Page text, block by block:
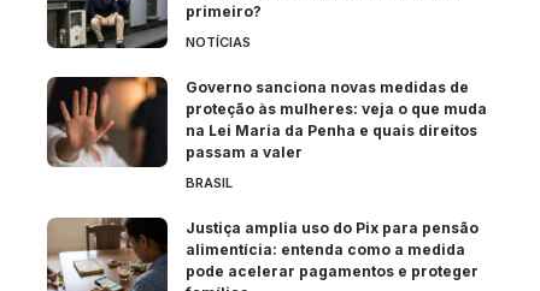
primeiro?
NOTÍCIAS
Governo sanciona novas medidas de
proteção às mulheres: veja o que muda
na Lei Maria da Penha e quais direitos
passam a valer
BRASIL
Justiça amplia uso do Pix para pensão
alimentícia: entenda como a medida
pode acelerar pagamentos e proteger